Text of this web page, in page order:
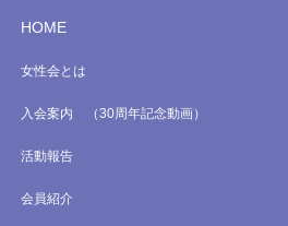
HOME
女性会とは
入会案内 （30周年記念動画）
活動報告
会員紹介